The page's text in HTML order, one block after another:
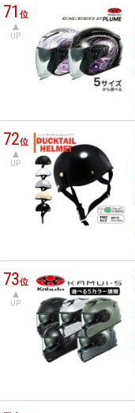
71位
UP
72位
UP
73位
UP